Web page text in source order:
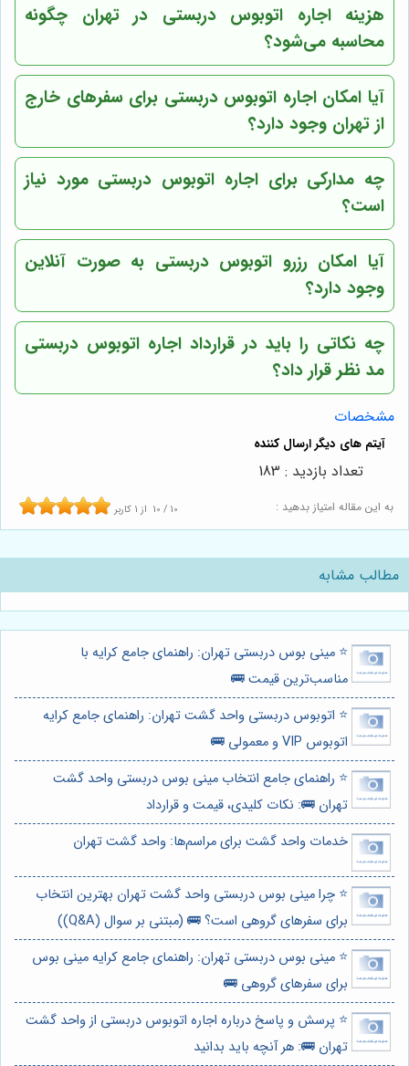
هزینه اجاره اتوبوس دربستی در تهران چگونه
محاسبه می‌شود؟
آیا امکان اجاره اتوبوس دربستی برای سفرهای خارج
از تهران وجود دارد؟
چه مدارکی برای اجاره اتوبوس دربستی مورد نیاز
است؟
آیا امکان رزرو اتوبوس دربستی به صورت آنلاین
وجود دارد؟
چه نکاتی را باید در قرارداد اجاره اتوبوس دربستی
مد نظر قرار داد؟
مشخصات
به این مقاله امتیاز بدهید : 10 / 10 از 1 کاربر
تعداد بازدید : 183
مطالب مشابه
⭐️ مینی بوس دربستی تهران: راهنمای جامع کرایه با
مناسب‌ترین قیمت 🚌
⭐️ اتوبوس دربستی واحد گشت تهران: راهنمای جامع کرایه
اتوبوس VIP و معمولی 🚌
⭐️ راهنمای جامع انتخاب مینی بوس دربستی واحد گشت
تهران 🚌: نکات کلیدی، قیمت و قرارداد
خدمات واحد گشت برای مراسم‌ها: واحد گشت تهران
⭐️ چرا مینی بوس دربستی واحد گشت تهران بهترین انتخاب
برای سفرهای گروهی است؟ 🚌 (مبتنی بر سوال (Q&A))
⭐️ مینی بوس دربستی تهران: راهنمای جامع کرایه مینی بوس
برای سفرهای گروهی 🚌
⭐️ پرسش و پاسخ درباره اجاره اتوبوس دربستی از واحد گشت
تهران 🚌: هر آنچه باید بدانید